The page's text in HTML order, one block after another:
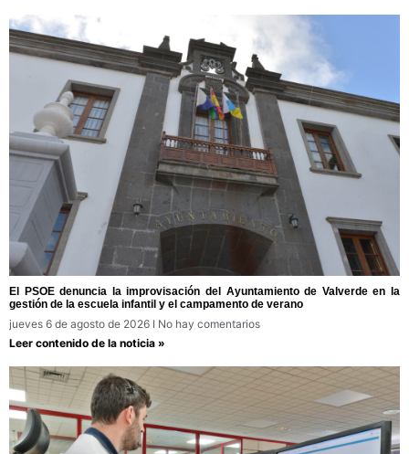
El PSOE denuncia la improvisación del Ayuntamiento de Valverde en la
gestión de la escuela infantil y el campamento de verano
jueves 6 de agosto de 2026
No hay comentarios
Leer contenido de la noticia »